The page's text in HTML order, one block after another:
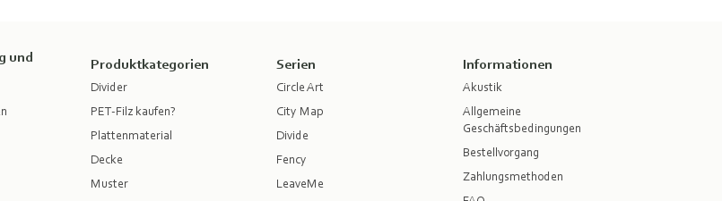
und
Produktkategorien
Divider
PET-Filz kaufen?
Plattenmaterial
Decke
Muster
Serien
Circle Art
City Map
Divide
Fency
LeaveMe
Informationen
Akustik
Allgemeine
Geschäftsbedingungen
Bestellvorgang
Zahlungsmethoden